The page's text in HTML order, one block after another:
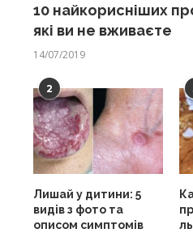
10 найкорисніших
які ви не вживаєте
14/07/2019
2
Лишай у дитини: 5
видів з фото та
описом симптомів